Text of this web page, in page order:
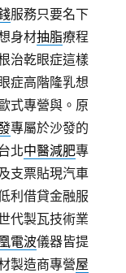
服務只要名下
身材抽脂療程
治乾眼症這樣
症高階隆乳想
式專營與。原
專屬於沙發的
北中醫減肥專
支票貼現汽車
利借貸金融服
代製瓦技術業
電波儀器皆提
製造商專營屋